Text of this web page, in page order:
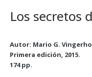
Los secretos
Autor: Mario G.
Primera edición, 2015.
174 pp.